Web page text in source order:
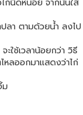
ลา ตามด้วยน้ำ ลงไป
ะใช้เวลาน้อยกว่า วิธี
ลออกมาเเสดงว่าไก่
ม